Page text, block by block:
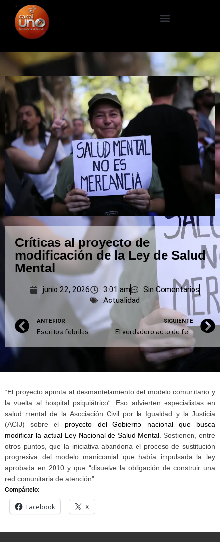
Críticas al proyecto de
modificación de la Ley de Salud
Mental
junio 22, 2026 3:01 am
Sin Comentarios
Actualidad
ANTERIOR
Escritos febriles
SIGUIENTE
El verdadero acto de fe de un director de cine
“El proyecto apunta al desmantelamiento del modelo comunitario y
la vuelta al hospital psiquiátrico“. Eso advierten especialistas en
salud mental de la Asociación Civil por la Igualdad y la Justicia
(ACIJ) sobre el proyecto del Gobierno nacional que busca
modificar la actual Ley Nacional de Salud Mental. Sostienen, entre
otros puntos, que la iniciativa abandona el proceso de sustitución
progresiva del modelo manicomial que había impulsada la ley
aprobada en 2010 y que “disuelve la obligación de construir una
red comunitaria de atención".
Compártelo:
Facebook X